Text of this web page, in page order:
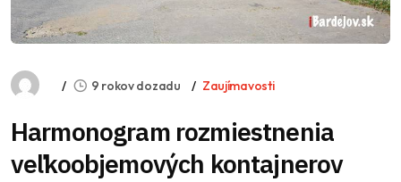
9 rokov dozadu Zaujímavosti
Harmonogram rozmiestnenia
veľkoobjemových kontajnerov